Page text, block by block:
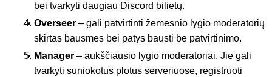
bei tvarkyti daugiau Discord bilietų.
Overseer – gali patvirtinti žemesnio lygio moderatorių
skirtas bausmes bei patys bausti be patvirtinimo.
Manager – aukščiausio lygio moderatoriai. Jie gali
tvarkyti suniokotus plotus serveriuose, registruoti